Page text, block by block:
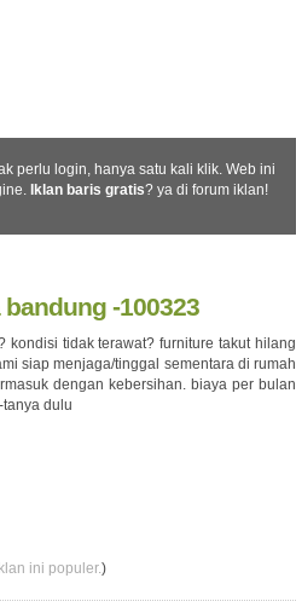
perlu login, hanya satu kali klik. Web ini
Iklan baris gratis? ya di forum iklan!
-100323
tidak terawat? furniture takut hilang
siap menjaga/tinggal sementara di rumah
dengan kebersihan. biaya per bulan
dulu
ini populer.)